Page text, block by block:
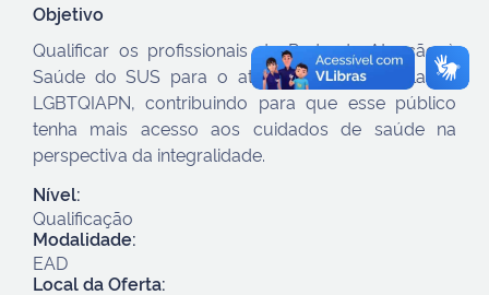
Objetivo
Qualificar os profissionais da Rede de Atenção à
Saúde do SUS para o atendimento à população
LGBTQIAPN, contribuindo para que esse público
tenha mais acesso aos cuidados de saúde na
perspectiva da integralidade.
Nível:
Qualificação
Modalidade:
EAD
Local da Oferta: